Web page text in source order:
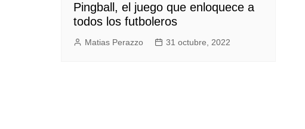
Pingball, el juego que enloquece a
todos los futboleros
Matias Perazzo 31 octubre, 2022